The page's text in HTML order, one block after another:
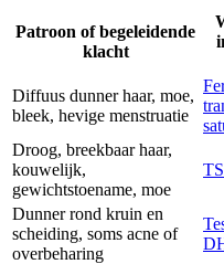
Patroon of begeleidende
klacht
Diffuus dunner haar, moe,
bleek, hevige menstruatie
Droog, breekbaar haar,
kouwelijk,
gewichtstoename, moe
Dunner rond kruin en
scheiding, soms acne of
overbeharing